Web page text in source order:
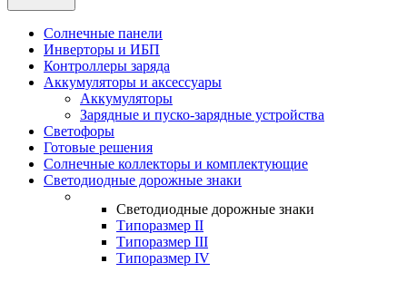
Солнечные панели
Инверторы и ИБП
Контроллеры заряда
Аккумуляторы и аксессуары
Аккумуляторы
Зарядные и пуско-зарядные устройства
Светофоры
Готовые решения
Солнечные коллекторы и комплектующие
Светодиодные дорожные знаки
Светодиодные дорожные знаки
Типоразмер II
Типоразмер III
Типоразмер IV